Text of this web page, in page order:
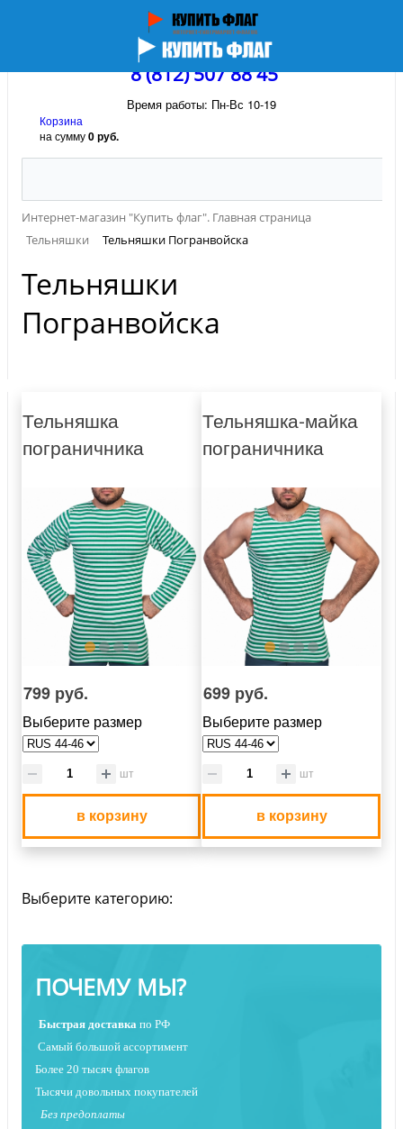
8 (812) 507 88 45
Время работы: Пн-Вс 10-19
Корзина
на сумму0 руб.
Интернет-магазин "Купить флаг". Главная страница
Тельняшки
Тельняшки Погранвойска
Тельняшки
Погранвойска
Тельняшка
пограничника
799 руб.
Выберите размер
шт
в корзину
Тельняшка-майка
пограничника
699 руб.
Выберите размер
шт
в корзину
Выберите категорию:
ПОЧЕМУ МЫ?
Быстрая доставка по РФ
Самый большой ассортимент
Более 20 тысяч флагов
Тысячи довольных покупателей
Без предоплаты